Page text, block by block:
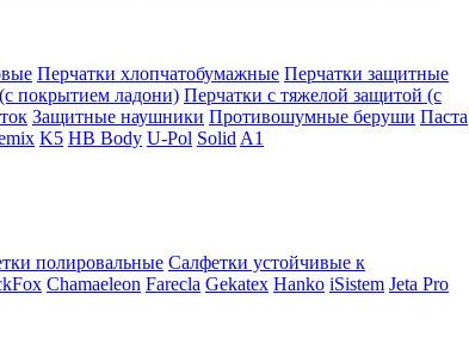
Перчатки хлопчатобумажные Перчатки защитные
покрытием ладони) Перчатки с тяжелой защитой (с
Защитные наушники Противошумные беруши Паста
K5 HB Body U-Pol Solid A1
полировальные Салфетки устойчивые к
Chamaeleon Farecla Gekatex Hanko iSistem Jeta Pro